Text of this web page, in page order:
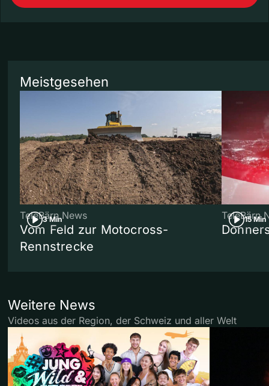
Meistgesehen
3 Min
TeleBärn News
Vom Feld zur Motocross-
Rennstrecke
15 Min
TeleBärn
Weitere News
Videos aus der Region, der Schweiz und aller Welt